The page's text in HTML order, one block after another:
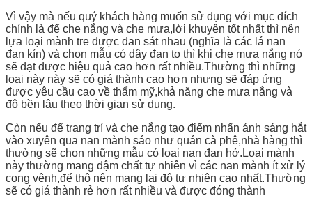
Vì vậy mà nếu quý khách hàng muốn sử dụng với mục đích
chính là để che nắng và che mưa,lời khuyên tốt nhất thì nên
lựa loại mành tre được đan sát nhau (nghĩa là các lá nan
đan kín) và chọn mẫu có dây đan to thì khi che mưa nắng nó
sẽ đạt được hiệu quả cao hơn rất nhiều.Thường thì những
loại này này sẽ có giá thành cao hơn nhưng sẽ đáp ứng
được yêu cầu cao về thẩm mỹ,khả năng che mưa nắng và
độ bền lâu theo thời gian sử dụng.
Còn nếu để trang trí và che nắng tạo điểm nhấn ánh sáng hắt
vào xuyên qua nan mành sáo như quán cà phê,nhà hàng thì
thường sẽ chọn những mẫu có loại nan đan hở.Loại mành
này thường mang đậm chất tự nhiên vì các nan mành ít xử lý
cong vênh,để thô nên mang lại độ tự nhiên cao nhất.Thường
sẽ có giá thành rẻ hơn rất nhiều và được đóng thành